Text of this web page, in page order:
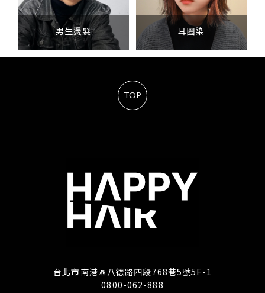
男生燙髮 耳圈染
TOP
台北市南港區八德路四段768巷5號5F-1
0800-062-888